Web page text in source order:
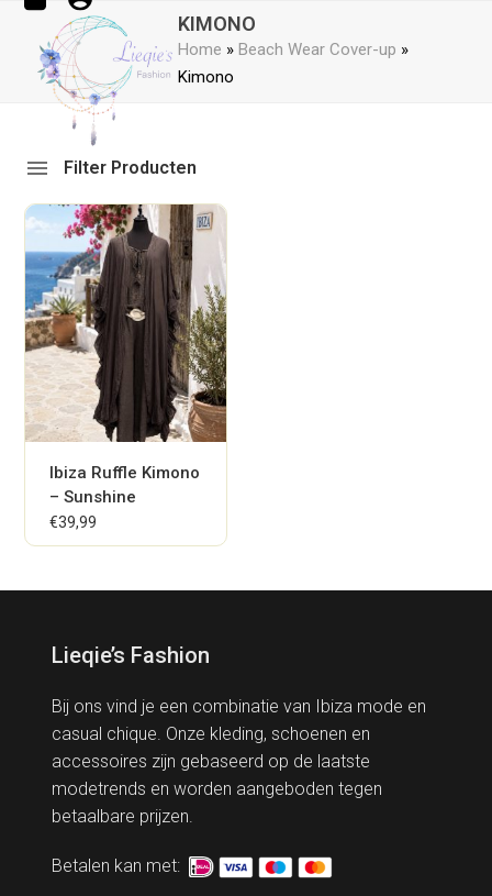
Skip
content
mobile
menu
mobile
menu
KIMONO
Home »Beach Wear Cover-up »
Kimono
Filter Producten
Ibiza Ruffle Kimono
– Sunshine
€39,99
Lieqie’s Fashion
Bij ons vind je een combinatie van Ibiza mode en
casual chique. Onze kleding, schoenen en
accessoires zijn gebaseerd op de laatste
modetrends en worden aangeboden tegen
betaalbare prijzen.
Betalen kan met: